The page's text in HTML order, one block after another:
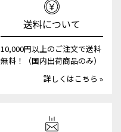
送料について
10,000円以上のご注文で送料
無料！（国内出荷商品のみ）
詳しくはこちら »